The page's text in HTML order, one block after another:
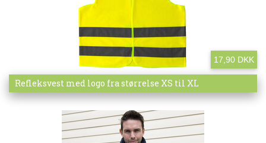
17,90 DKK
Refleksvest med logo fra størrelse XS til XL
Mere info